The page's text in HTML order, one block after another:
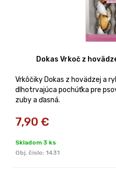
Dokas Vrkoč z
Vrkôčiky Dokas z hovädzej a
dlhotrvajúca pochúťka pre
zuby a ďasná.
7,90 €
Skladom 3 ks
Obj. čislo: 1431